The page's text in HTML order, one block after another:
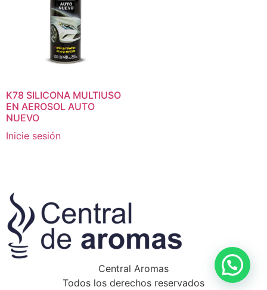
K78 SILICONA MULTIUSO
EN AEROSOL AUTO
NUEVO
Inicie sesión
Central Aromas
Todos los derechos reservados